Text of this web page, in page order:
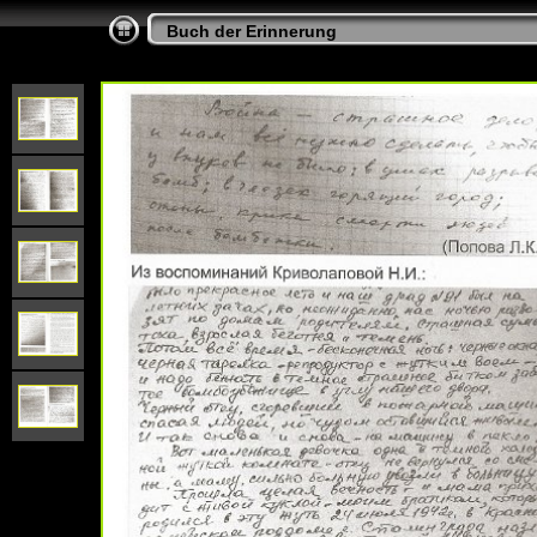
Buch der Erinnerung